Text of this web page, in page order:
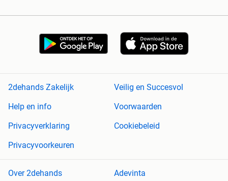
2dehands Zakelijk
Veilig en Succesvol
Help en info
Voorwaarden
Privacyverklaring
Cookiebeleid
Privacyvoorkeuren
Over 2dehands Adevinta